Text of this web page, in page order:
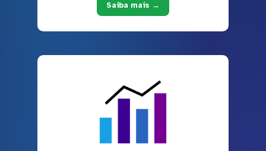
Saiba mais →